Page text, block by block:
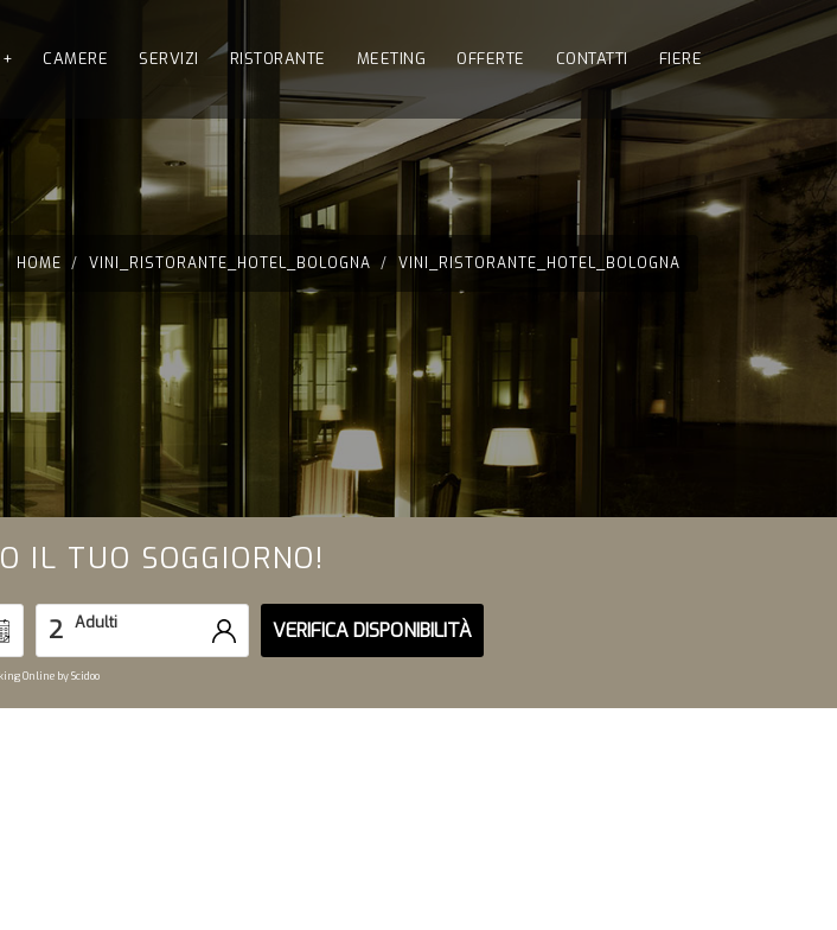
+ CAMERE SERVIZI RISTORANTE MEETING OFFERTE CONTATTI FIERE
HOME VINI_RISTORANTE_HOTEL_BOLOGNA VINI_RISTORANTE_HOTEL_BOLOGNA
IL TUO SOGGIORNO!
2 Adulti VERIFICA DISPONIBILITÀ
Online by Scidoo